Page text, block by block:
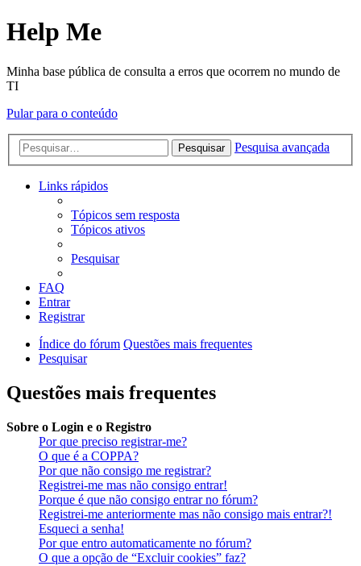
Help Me
Minha base pública de consulta a erros que ocorrem no mundo de
TI
Pular para o conteúdo
Pesquisar Pesquisa avançada
Links rápidos
Tópicos sem resposta
Tópicos ativos
Pesquisar
FAQ
Entrar
Registrar
Índice do fórum Questões mais frequentes
Pesquisar
Questões mais frequentes
Sobre o Login e o Registro
Por que preciso registrar-me?
O que é a COPPA?
Por que não consigo me registrar?
Registrei-me mas não consigo entrar!
Porque é que não consigo entrar no fórum?
Registrei-me anteriormente mas não consigo mais entrar?!
Esqueci a senha!
Por que entro automaticamente no fórum?
O que a opção de “Excluir cookies” faz?